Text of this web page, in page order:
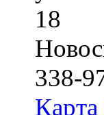
18
338-
Карта